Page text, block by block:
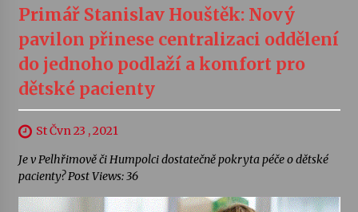
Primář Stanislav Houštěk: Nový
pavilon přinese centralizaci oddělení
do jednoho podlaží a komfort pro
dětské pacienty
St Čvn 23 , 2021
Je v Pelhřimově či Humpolci dostatečně pokryta péče o dětské
pacienty? Post Views: 36